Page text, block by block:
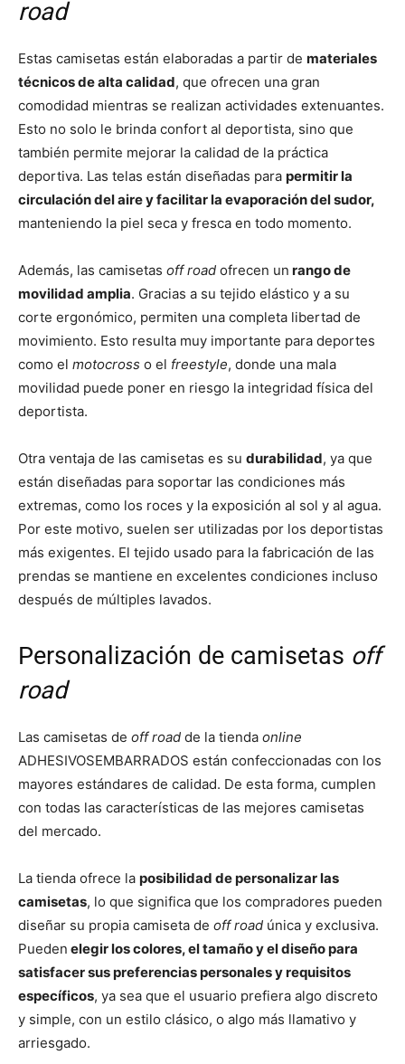
road
Estas camisetas están elaboradas a partir de materiales
técnicos de alta calidad, que ofrecen una gran
comodidad mientras se realizan actividades extenuantes.
Esto no solo le brinda confort al deportista, sino que
también permite mejorar la calidad de la práctica
deportiva. Las telas están diseñadas para permitir la
circulación del aire y facilitar la evaporación del sudor,
manteniendo la piel seca y fresca en todo momento.
Además, las camisetas off road ofrecen un rango de
movilidad amplia. Gracias a su tejido elástico y a su
corte ergonómico, permiten una completa libertad de
movimiento. Esto resulta muy importante para deportes
como el motocross o el freestyle, donde una mala
movilidad puede poner en riesgo la integridad física del
deportista.
Otra ventaja de las camisetas es su durabilidad, ya que
están diseñadas para soportar las condiciones más
extremas, como los roces y la exposición al sol y al agua.
Por este motivo, suelen ser utilizadas por los deportistas
más exigentes. El tejido usado para la fabricación de las
prendas se mantiene en excelentes condiciones incluso
después de múltiples lavados.
Personalización de camisetas off
road
Las camisetas de off road de la tienda online
ADHESIVOSEMBARRADOS están confeccionadas con los
mayores estándares de calidad. De esta forma, cumplen
con todas las características de las mejores camisetas
del mercado.
La tienda ofrece la posibilidad de personalizar las
camisetas, lo que significa que los compradores pueden
diseñar su propia camiseta de off road única y exclusiva.
Pueden elegir los colores, el tamaño y el diseño para
satisfacer sus preferencias personales y requisitos
específicos, ya sea que el usuario prefiera algo discreto
y simple, con un estilo clásico, o algo más llamativo y
arriesgado.